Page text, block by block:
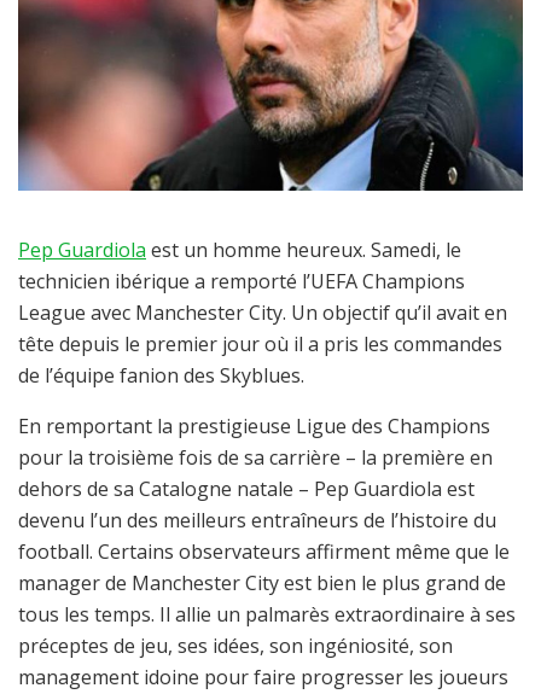
Pep Guardiola est un homme heureux. Samedi, le
technicien ibérique a remporté l’UEFA Champions
League avec Manchester City. Un objectif qu’il avait en
tête depuis le premier jour où il a pris les commandes
de l’équipe fanion des Skyblues.
En remportant la prestigieuse Ligue des Champions
pour la troisième fois de sa carrière – la première en
dehors de sa Catalogne natale – Pep Guardiola est
devenu l’un des meilleurs entraîneurs de l’histoire du
football. Certains observateurs affirment même que le
manager de Manchester City est bien le plus grand de
tous les temps. Il allie un palmarès extraordinaire à ses
préceptes de jeu, ses idées, son ingéniosité, son
management idoine pour faire progresser les joueurs